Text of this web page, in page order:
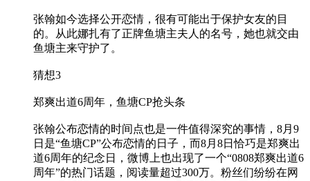
张翰如今选择公开恋情，很有可能出于保护女友的目
的。从此娜扎有了正牌鱼塘主夫人的名号，她也就交由
鱼塘主来守护了。
猜想3
郑爽出道6周年，鱼塘CP抢头条
张翰公布恋情的时间点也是一件值得深究的事情，8月9
日是“鱼塘CP”公布恋情的日子，而8月8日恰巧是郑爽出
道6周年的纪念日，微博上也出现了一个“0808郑爽出道6
周年”的热门话题，阅读量超过300万。粉丝们纷纷在网